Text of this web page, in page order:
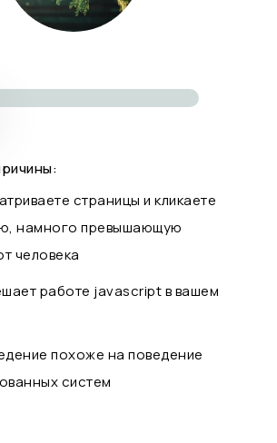
страницы и кликаете
намного превышающую
человека
работе javascript в вашем
похоже на поведение
систем